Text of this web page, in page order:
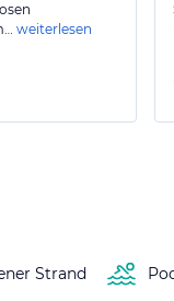
weiterlesen
Strand